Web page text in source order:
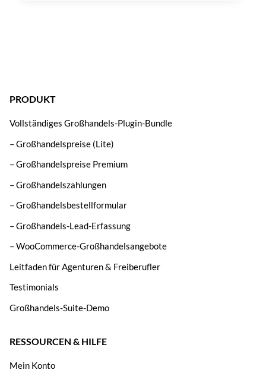
PRODUKT
Vollständiges Großhandels-Plugin-Bundle
– Großhandelspreise (Lite)
– Großhandelspreise Premium
– Großhandelszahlungen
– Großhandelsbestellformular
– Großhandels-Lead-Erfassung
– WooCommerce-Großhandelsangebote
Leitfaden für Agenturen & Freiberufler
Testimonials
Großhandels-Suite-Demo
RESSOURCEN & HILFE
Mein Konto